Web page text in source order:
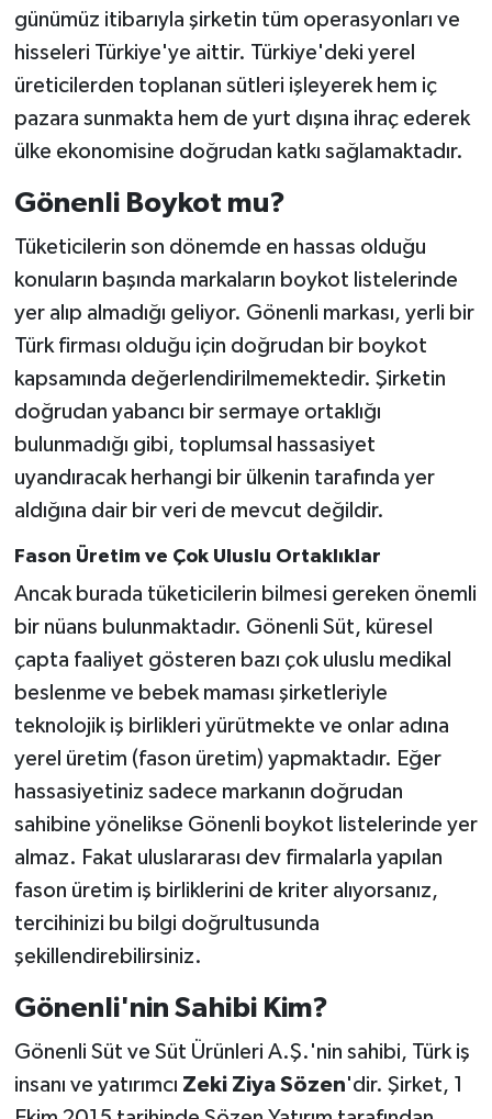
günümüz itibarıyla şirketin tüm operasyonları ve
hisseleri Türkiye'ye aittir. Türkiye'deki yerel
üreticilerden toplanan sütleri işleyerek hem iç
pazara sunmakta hem de yurt dışına ihraç ederek
ülke ekonomisine doğrudan katkı sağlamaktadır.
Gönenli Boykot mu?
Tüketicilerin son dönemde en hassas olduğu
konuların başında markaların boykot listelerinde
yer alıp almadığı geliyor. Gönenli markası, yerli bir
Türk firması olduğu için doğrudan bir boykot
kapsamında değerlendirilmemektedir. Şirketin
doğrudan yabancı bir sermaye ortaklığı
bulunmadığı gibi, toplumsal hassasiyet
uyandıracak herhangi bir ülkenin tarafında yer
aldığına dair bir veri de mevcut değildir.
Fason Üretim ve Çok Uluslu Ortaklıklar
Ancak burada tüketicilerin bilmesi gereken önemli
bir nüans bulunmaktadır. Gönenli Süt, küresel
çapta faaliyet gösteren bazı çok uluslu medikal
beslenme ve bebek maması şirketleriyle
teknolojik iş birlikleri yürütmekte ve onlar adına
yerel üretim (fason üretim) yapmaktadır. Eğer
hassasiyetiniz sadece markanın doğrudan
sahibine yönelikse Gönenli boykot listelerinde yer
almaz. Fakat uluslararası dev firmalarla yapılan
fason üretim iş birliklerini de kriter alıyorsanız,
tercihinizi bu bilgi doğrultusunda
şekillendirebilirsiniz.
Gönenli'nin Sahibi Kim?
Gönenli Süt ve Süt Ürünleri A.Ş.'nin sahibi, Türk iş
insanı ve yatırımcı Zeki Ziya Sözen'dir. Şirket, 1